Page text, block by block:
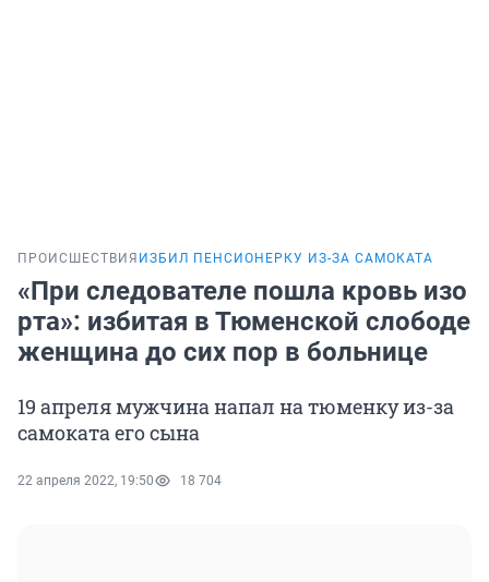
ПРОИСШЕСТВИЯ ИЗБИЛ ПЕНСИОНЕРКУ ИЗ-ЗА САМОКАТА
«При следователе пошла кровь изо
рта»: избитая в Тюменской слободе
женщина до сих пор в больнице
19 апреля мужчина напал на тюменку из-за
самоката его сына
22 апреля 2022, 19:50 18 704